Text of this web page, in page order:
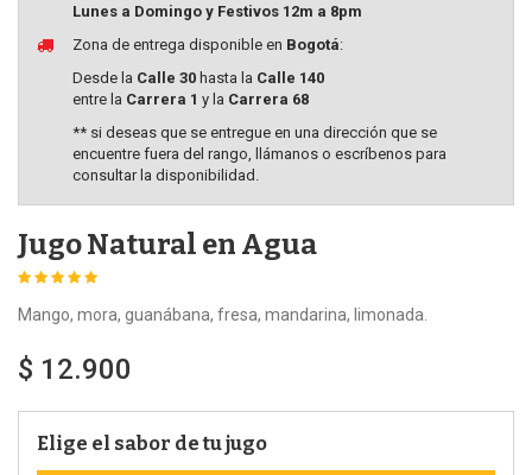
Lunes a Domingo y Festivos 12m a 8pm
Zona de entrega disponible en Bogotá:
Desde la Calle 30 hasta la Calle 140
entre la Carrera 1 y la Carrera 68
** si deseas que se entregue en una dirección que se
encuentre fuera del rango, llámanos o escríbenos para
consultar la disponibilidad.
Jugo Natural en Agua
Mango, mora, guanábana, fresa, mandarina, limonada.
$ 12.900
Elige el sabor de tu jugo